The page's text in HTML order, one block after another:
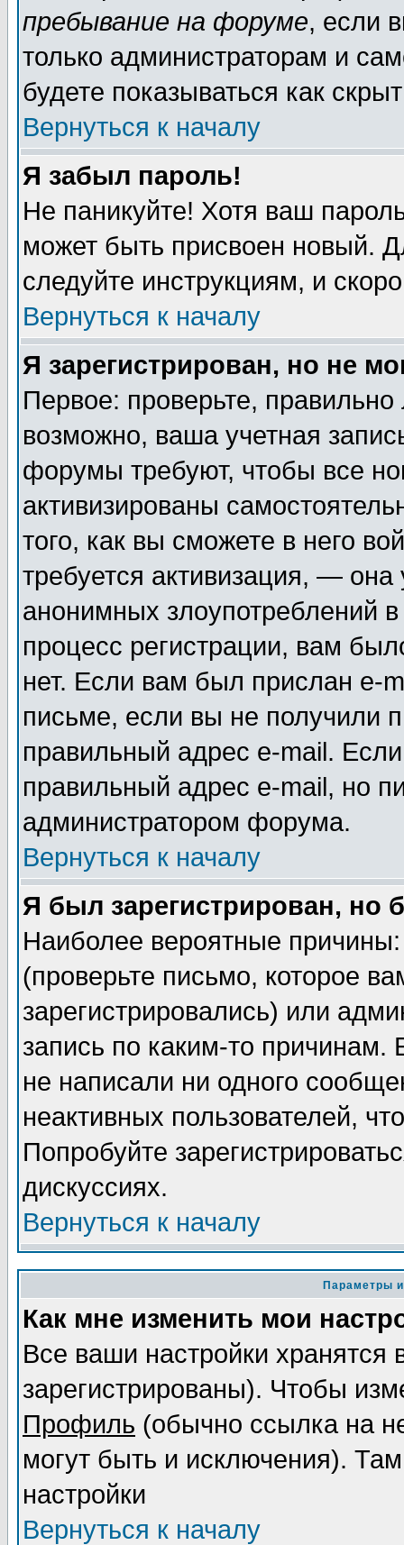
пребывание на форуме, если
только администраторам и
будете показываться как
Вернуться к началу
Я забыл пароль!
Не паникуйте! Хотя ваш
может быть присвоен новый.
следуйте инструкциям, и
Вернуться к началу
Я зарегистрирован, но не
Первое: проверьте,
возможно, ваша учетная
форумы требуют, чтобы все
активизированы
того, как вы сможете в него
требуется активизация, —
анонимных злоупотреблений
процесс регистрации, вам
нет. Если вам был прислан e-
письме, если вы не получили
правильный адрес e-mail.
правильный адрес e-mail, но
администратором форума.
Вернуться к началу
Я был зарегистрирован, но
Наиболее вероятные
(проверьте письмо, которое
зарегистрировались) или
запись по каким-то
не написали ни одного
неактивных пользователей,
Попробуйте
дискуссиях.
Вернуться к началу
Параметры
Как мне изменить мои
Все ваши настройки
зарегистрированы). Чтобы
Профиль (обычно ссылка на
могут быть и исключения).
настройки
Вернуться к началу